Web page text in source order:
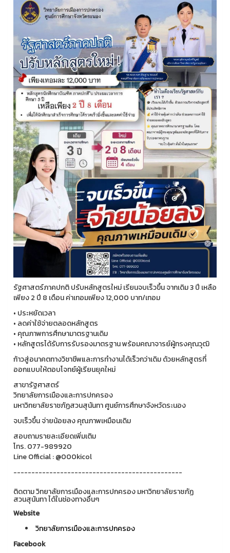
รัฐศาสตร์ภาคปกติ ปรับหลักสูตรใหม่ เรียนจบเร็วขึ้น จากเดิม 3 ปี เหลือ
เพียง 2 ปี 8 เดือน ค่าเทอมเพียง 12,000 บาท/เทอม
• ประหยัดเวลา
• ลดค่าใช้จ่ายตลอดหลักสูตร
• คุณภาพการศึกษามาตรฐานเดิม
• หลักสูตรได้รับการรับรองมาตรฐาน พร้อมคณาจารย์ผู้ทรงคุณวุฒิ
ก้าวสู่อนาคตทางวิชาชีพและการทำงานได้เร็วกว่าเดิม ด้วยหลักสูตรที่
ออกแบบให้ตอบโจทย์ผู้เรียนยุคใหม่
สาขารัฐศาสตร์
วิทยาลัยการเมืองและการปกครอง
มหาวิทยาลัยราชภัฏสวนสุนันทา ศูนย์การศึกษาจังหวัดระนอง
จบเร็วขึ้น จ่ายน้อยลง คุณภาพเหมือนเดิม
สอบถามรายละเอียดเพิ่มเติม
โทร. 077-989920
Line Official : @000kicol
-----------------------------------------------
ติดตาม วิทยาลัยการเมืองและการปกครอง มหาวิทยาลัยราชภัฏ
สวนสุนันทา ได้ในช่องทางอื่นๆ
Website
วิทยาลัยการเมืองและการปกครอง
Facebook